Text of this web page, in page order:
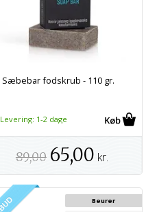
Sæbebar fodskrub - 110 gr.
Levering: 1-2 dage
89,00 65,00 kr.
Beurer